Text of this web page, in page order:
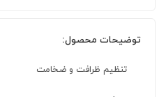
توضیحات محصول:
تنظیم ظرافت و ضخامت